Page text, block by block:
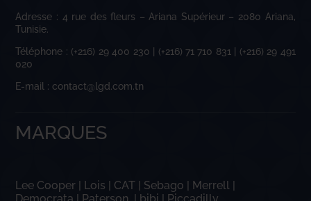
Adresse : 4 rue des fleurs – Ariana Supérieur – 2080 Ariana,
Tunisie.
Téléphone : (+216) 29 400 230 | (+216) 71 710 831 | (+216) 29 491
020
E-mail : contact@lgd.com.tn
MARQUES
Lee Cooper Lois CAT Sebago Merrell